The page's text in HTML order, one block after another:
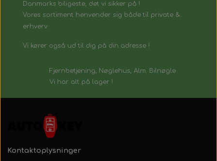
Danmarks biligeste, det vi sikker på !
Vores sortiment henvender sig både til private &
erhverv.
Vi kører også ud til dig på din adresse !
Fjernbetjening, Nøglehus, Alm. Bilnøgle
Vi har alt på lager !
Kontaktoplysninger